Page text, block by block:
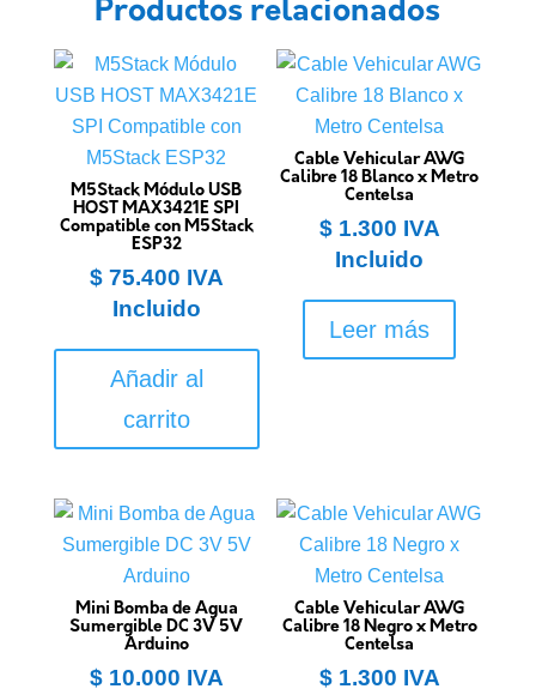
Productos relacionados
M5Stack Módulo USB
HOST MAX3421E SPI
Compatible con M5Stack
ESP32
$75.400 IVA
Incluido
Añadir al
carrito
Cable Vehicular AWG
Calibre 18 Blanco x Metro
Centelsa
$1.300 IVA
Incluido
Leer más
Mini Bomba de Agua
Sumergible DC 3V 5V
Arduino
$10.000 IVA
Cable Vehicular AWG
Calibre 18 Negro x Metro
Centelsa
$1.300 IVA